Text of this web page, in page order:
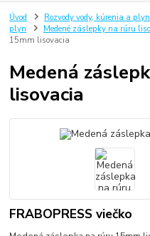
Úvod Rozvody vody, kúrenia a
plyn
Medené záslepky na rúru
15mm lisovacia
Medená
lisovacia
FRABOPRESS viečko